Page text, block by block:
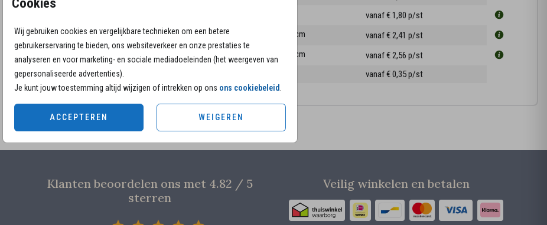
Cookies
Wij gebruiken cookies en vergelijkbare technieken om een betere
gebruikerservaring te bieden, ons websiteverkeer en onze prestaties te
analyseren en voor marketing- en sociale mediadoeleinden (het weergeven van
gepersonaliseerde advertenties).
Je kunt jouw toestemming altijd wijzigen of intrekken op ons ons cookiebeleid
ACCEPTEREN WEIGEREN
vanaf € 1,80 p/st
11.4 × 17.1 cm
vanaf € 2,41 p/st
14.4 × 21.6 cm
vanaf € 2,56 p/st
vanaf € 0,35p/st
Klanten beoordelen ons met 4.82 / 5
sterren
Veilig winkelen en betalen